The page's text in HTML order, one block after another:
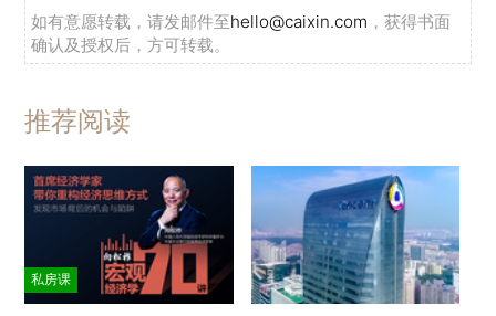
如有意愿转载，请发邮件至hello@caixin.com ，获得书面
确认及授权后，方可转载。
推荐阅读
私房课